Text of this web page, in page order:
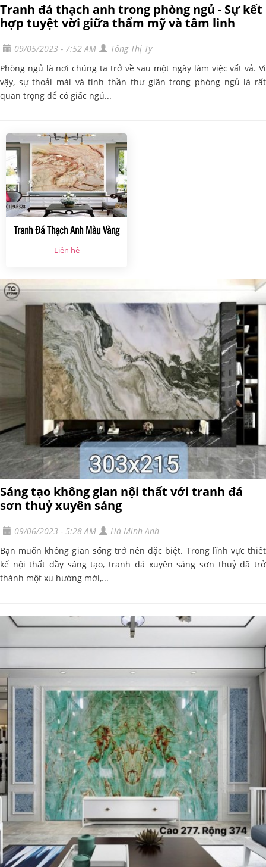
Tranh đá thạch anh trong phòng ngủ - Sự kết
hợp tuyệt vời giữa thẩm mỹ và tâm linh
09/05/2023 - 7:52 AM
Tống Thị Ty
Phòng ngủ là nơi chúng ta trở về sau một ngày làm việc vất vả. Vì
vậy, sự thoải mái và tinh thần thư giãn trong phòng ngủ là rất
quan trọng để có giấc ngủ...
Tranh Đá Thạch Anh Màu Vàng
Liên hệ
Sáng tạo không gian nội thất với tranh đá
sơn thuỷ xuyên sáng
09/06/2023 - 5:28 AM
Hà Minh Anh
Bạn muốn không gian sống trở nên đặc biệt. Trong lĩnh vực thiết
kế nội thất đầy sáng tạo, tranh đá xuyên sáng sơn thuỷ đã trở
thành một xu hướng mới,...